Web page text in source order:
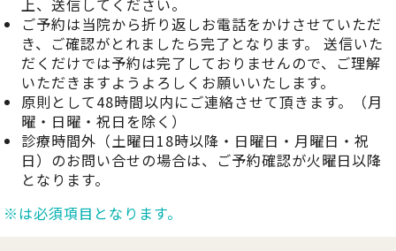
ご予約は当院から折り返しお電話をかけさせていただ
き、ご確認がとれましたら完了となります。 送信いた
だくだけでは予約は完了しておりませんので、ご理解
いただきますようよろしくお願いいたします。
原則として48時間以内にご連絡させて頂きます。（月
曜・日曜・祝日を除く）
診療時間外（土曜日18時以降・日曜日・月曜日・祝
日）のお問い合せの場合は、ご予約確認が火曜日以降
となります。
※は必須項目となります。